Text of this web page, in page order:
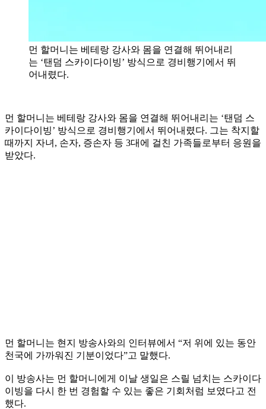
먼 할머니는 베테랑 강사와 몸을 연결해 뛰어내리
는 ‘탠덤 스카이다이빙’ 방식으로 경비행기에서 뛰
어내렸다.
먼 할머니는 베테랑 강사와 몸을 연결해 뛰어내리는 ‘탠덤 스
카이다이빙’ 방식으로 경비행기에서 뛰어내렸다. 그는 착지할
때까지 자녀, 손자, 증손자 등 3대에 걸친 가족들로부터 응원을
받았다.
먼 할머니는 현지 방송사와의 인터뷰에서 “저 위에 있는 동안
천국에 가까워진 기분이었다”고 말했다.
이 방송사는 먼 할머니에게 이날 생일은 스릴 넘치는 스카이다
이빙을 다시 한 번 경험할 수 있는 좋은 기회처럼 보였다고 전
했다.